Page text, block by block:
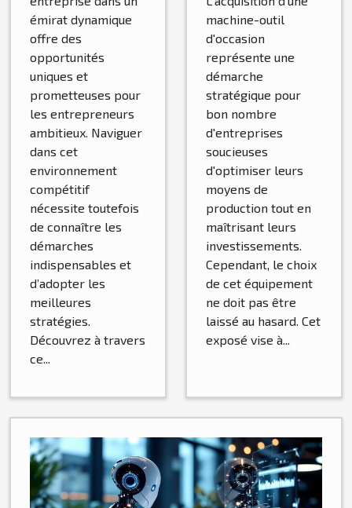
dans un
émirat
dynamique
émirat dynamique
offre des
opportunités
uniques et
prometteuses pour
les entrepreneurs
ambitieux. Naviguer
dans cet
environnement
compétitif
nécessite toutefois
de connaître les
démarches
indispensables et
d’adopter les
meilleures
stratégies.
Découvrez à travers
ce...
adaptée à
vos besoins
machine-outil
d'occasion
représente une
démarche
stratégique pour
bon nombre
d'entreprises
soucieuses
d'optimiser leurs
moyens de
production tout en
maîtrisant leurs
investissements.
Cependant, le choix
de cet équipement
ne doit pas être
laissé au hasard. Cet
exposé vise à...